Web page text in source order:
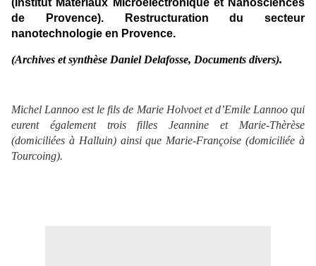
(Institut Matériaux Microélectronique et Nanosciences
de Provence). Restructuration du secteur
nanotechnologie en Provence.
(Archives et synthèse Daniel Delafosse, Documents divers).
Michel Lannoo est le fils de Marie Holvoet et d’Emile Lannoo qui
eurent également trois filles Jeannine et Marie-Thèrèse
(domiciliées à Halluin) ainsi que Marie-Françoise (domiciliée à
Tourcoing).